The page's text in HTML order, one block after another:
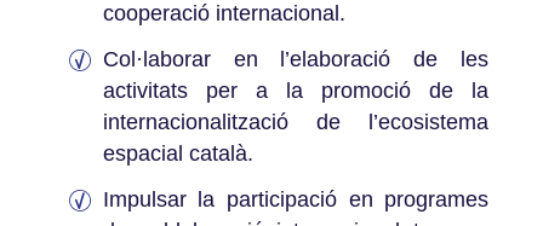
cooperació internacional.
Col·laborar en l’elaboració de les
activitats per a la promoció de la
internacionalització de l’ecosistema
espacial català.
Impulsar la participació en programes